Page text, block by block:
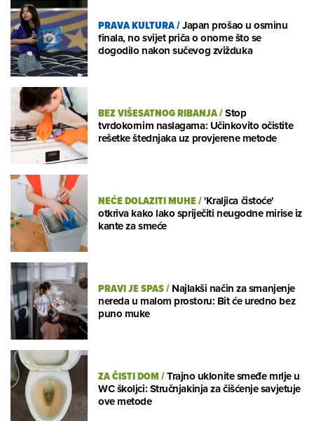
PRAVA KULTURA/Japan prošao u osminu
finala, no svijet priča o onome što se
dogodilo nakon sučevog zvižduka
BEZ VIŠESATNOG RIBANJA/Stop
tvrdokornim naslagama: Učinkovito očistite
rešetke štednjaka uz provjerene metode
NEĆE DOLAZITI MUHE/'Kraljica čistoće'
otkriva kako lako spriječiti neugodne mirise iz
kante za smeće
PRAVI JE SPAS/Najlakši način za smanjenje
nereda u malom prostoru: Bit će uredno bez
puno muke
ZA ČISTI DOM/Trajno uklonite smeđe mrlje u
WC školjci: Stručnjakinja za čišćenje savjetuje
ove metode